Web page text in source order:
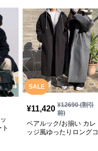
SALE
¥11,420 ¥12690(割引
前)
ペアルック/お揃い カレ
ッジ風ゆったりロングコ